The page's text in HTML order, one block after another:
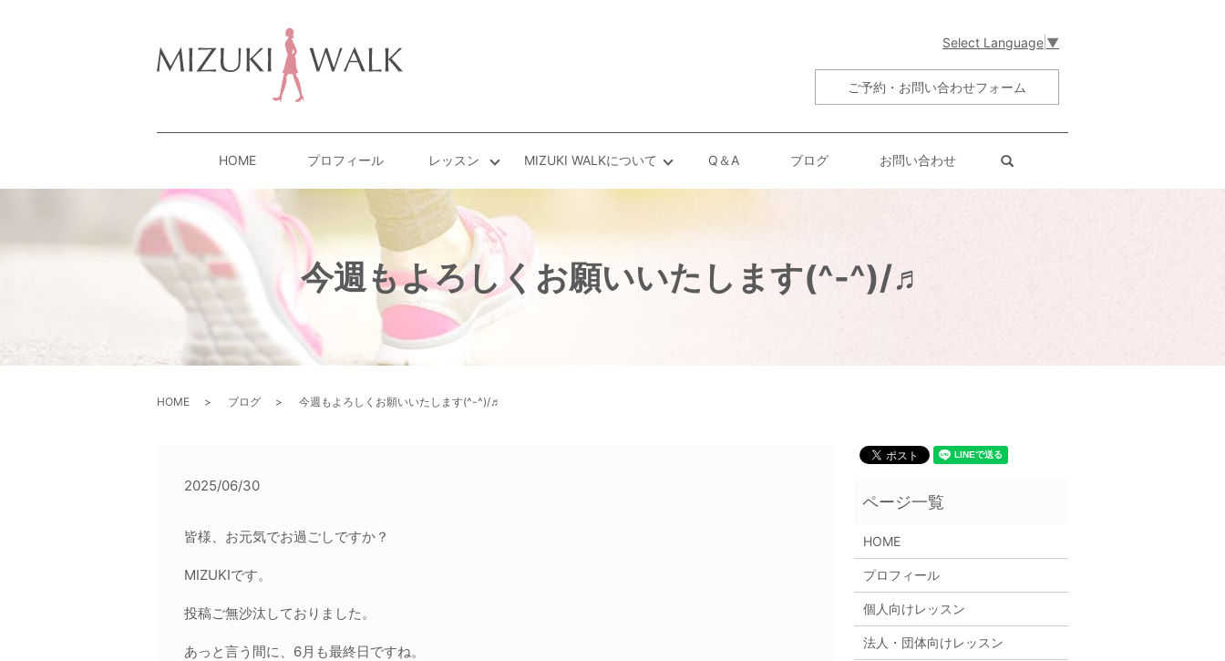
HOME プロフィール レッスン MIZUKI WALKについて Q＆A ブログ お問い合わせ search
Select Language ▼
ご予約・お問い合わせフォーム
今週もよろしくお願いいたします(^-^)/♬
HOME ブログ 今週もよろしくお願いいたします(^-^)/♬
2025/06/30
皆様、お元気でお過ごしですか？
MIZUKIです。
投稿ご無沙汰しておりました。
あっと言う間に、 6月も最終日ですね。
HOME
プロフィール
個人向けレッスン
法人・団体向けレッスン